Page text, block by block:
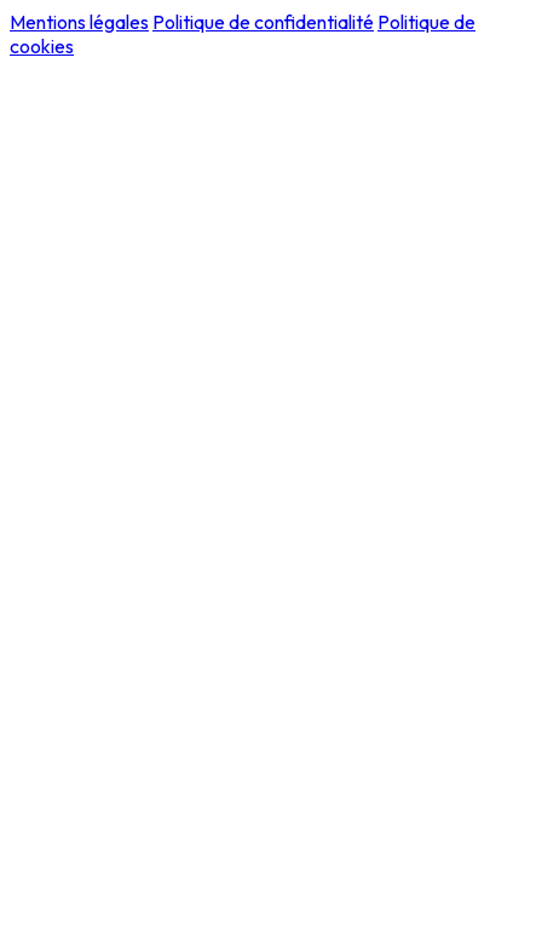
Mentions légales Politique de confidentialité Politique de
cookies